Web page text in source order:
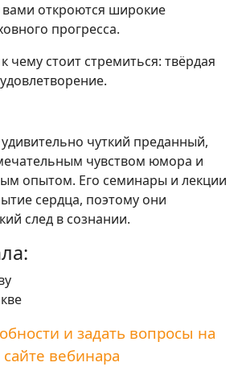
откроются широкие
прогресса.
чему стоит стремиться: твёрдая
чуткий преданный,
чувством юмора и
опытом. Его семинары и лекции
сердца, поэтому они
след в сознании.
и задать вопросы на
сайте вебинара